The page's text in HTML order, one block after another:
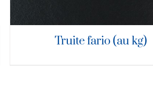
Truite fario (au kg)